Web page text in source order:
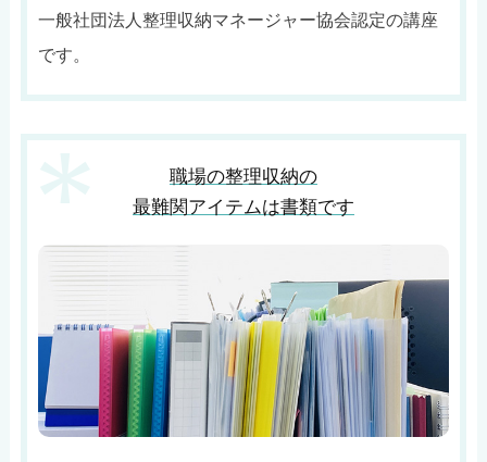
一般社団法人整理収納マネージャー協会認定の講座
です。
職場の整理収納の
最難関アイテムは書類です